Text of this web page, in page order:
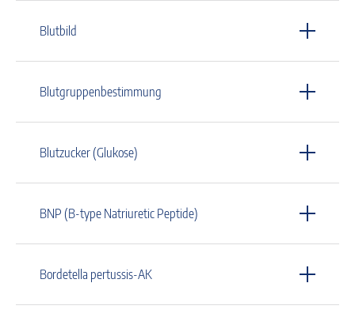
Blutbild
Blutgruppenbestimmung
Blutzucker (Glukose)
BNP (B-type Natriuretic Peptide)
Bordetella pertussis-AK